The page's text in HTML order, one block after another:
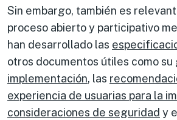
Sin embargo, también es
proceso abierto y participativo
han desarrollado las
otros documentos útiles como su
implementación, las
experiencia de usuarias para la
consideraciones de seguridad y